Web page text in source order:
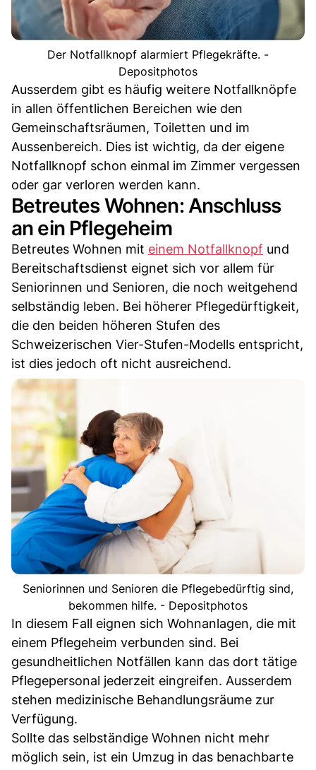
Der Notfallknopf alarmiert Pflegekräfte. -
Depositphotos
Ausserdem gibt es häufig weitere Notfallknöpfe
in allen öffentlichen Bereichen wie den
Gemeinschaftsräumen, Toiletten und im
Aussenbereich. Dies ist wichtig, da der eigene
Notfallknopf schon einmal im Zimmer vergessen
oder gar verloren werden kann.
Betreutes Wohnen: Anschluss
an ein Pflegeheim
Betreutes Wohnen mit einem Notfallknopf und
Bereitschaftsdienst eignet sich vor allem für
Seniorinnen und Senioren, die noch weitgehend
selbständig leben. Bei höherer Pflegedürftigkeit,
die den beiden höheren Stufen des
Schweizerischen Vier-Stufen-Modells entspricht,
ist dies jedoch oft nicht ausreichend.
Seniorinnen und Senioren die Pflegebedürftig sind,
bekommen hilfe. - Depositphotos
In diesem Fall eignen sich Wohnanlagen, die mit
einem Pflegeheim verbunden sind. Bei
gesundheitlichen Notfällen kann das dort tätige
Pflegepersonal jederzeit eingreifen. Ausserdem
stehen medizinische Behandlungsräume zur
Verfügung.
Sollte das selbständige Wohnen nicht mehr
möglich sein, ist ein Umzug in das benachbarte